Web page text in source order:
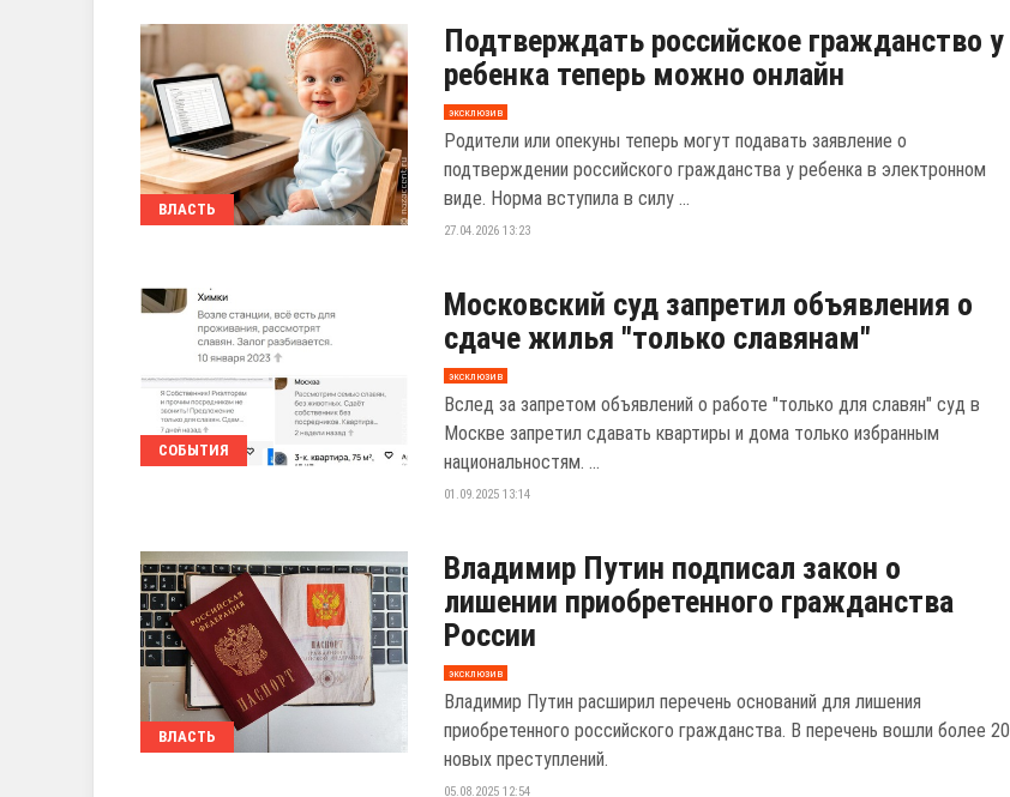
ВЛАСТЬ
Подтверждать российское гражданство у
ребенка теперь можно онлайн
эксклюзив
Родители или опекуны теперь могут подавать заявление о
подтверждении российского гражданства у ребенка в электронном
виде. Норма вступила в силу ...
27.04.2026 13:23
СОБЫТИЯ
Московский суд запретил объявления о
сдаче жилья "только славянам"
эксклюзив
Вслед за запретом объявлений о работе "только для славян" суд в
Москве запретил сдавать квартиры и дома только избранным
национальностям. ...
01.09.2025 13:14
ВЛАСТЬ
Владимир Путин подписал закон о
лишении приобретенного гражданства
России
эксклюзив
Владимир Путин расширил перечень оснований для лишения
приобретенного российского гражданства. В перечень вошли более 20
новых преступлений.
05.08.2025 12:54